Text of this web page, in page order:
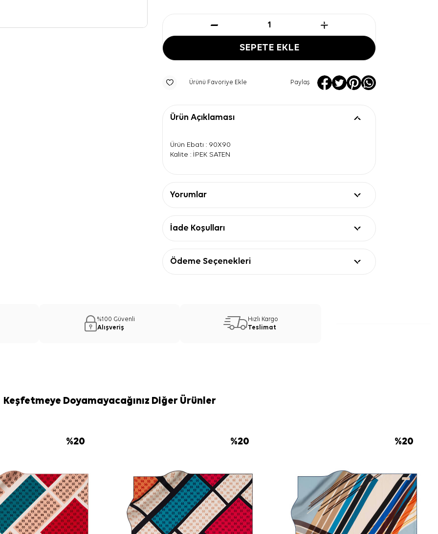
SEPETE EKLE
Ürünü Favoriye Ekle Paylaş
Ürün Açıklaması
Ürün Ebatı : 90X90
Kalite : İPEK SATEN
Yorumlar
İade Koşulları
Ödeme Seçenekleri
%100 Güvenli
Alışveriş
Hızlı Kargo
Teslimat
Keşfetmeye Doyamayacağınız Diğer Ürünler
%20 %20 %20